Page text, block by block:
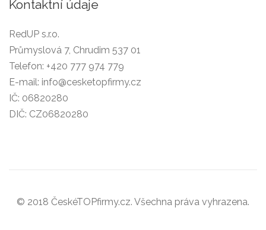
Kontaktní údaje
RedUP s.r.o.
Průmyslová 7, Chrudim 537 01
Telefon: +420 777 974 779
E-mail: info@cesketopfirmy.cz
IČ: 06820280
DIČ: CZ06820280
© 2018 ČeskéTOPfirmy.cz. Všechna práva vyhrazena.